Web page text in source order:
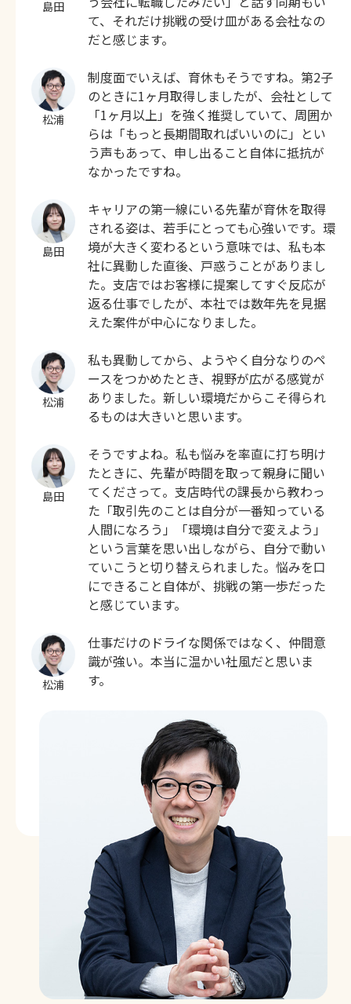
島田
て、それだけ挑戦の受け皿がある会社なの
だと感じます。
松浦
制度面でいえば、育休もそうですね。第2子
のときに1ヶ月取得しましたが、会社として
「1ヶ月以上」を強く推奨していて、周囲か
らは「もっと長期間取ればいいのに」とい
う声もあって、申し出ること自体に抵抗が
なかったですね。
島田
キャリアの第一線にいる先輩が育休を取得
される姿は、若手にとっても心強いです。環
境が大きく変わるという意味では、私も本
社に異動した直後、戸惑うことがありまし
た。支店ではお客様に提案してすぐ反応が
返る仕事でしたが、本社では数年先を見据
えた案件が中心になりました。
松浦
私も異動してから、ようやく自分なりのペ
ースをつかめたとき、視野が広がる感覚が
ありました。新しい環境だからこそ得られ
るものは大きいと思います。
島田
そうですよね。私も悩みを率直に打ち明け
たときに、先輩が時間を取って親身に聞い
てくださって。支店時代の課長から教わっ
た「取引先のことは自分が一番知っている
人間になろう」「環境は自分で変えよう」
という言葉を思い出しながら、自分で動い
ていこうと切り替えられました。悩みを口
にできること自体が、挑戦の第一歩だった
と感じています。
松浦
仕事だけのドライな関係ではなく、仲間意
識が強い。本当に温かい社風だと思いま
す。